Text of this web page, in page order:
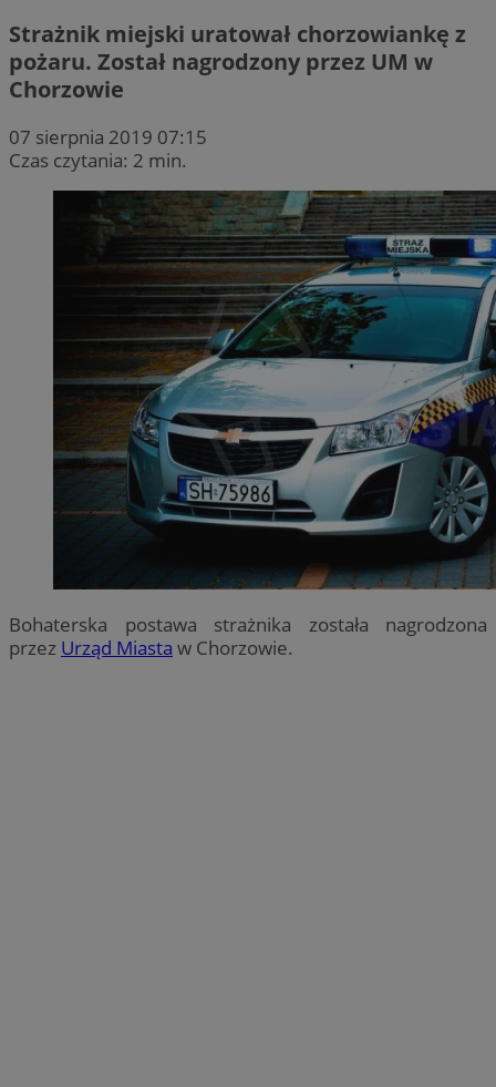
Strażnik miejski uratował chorzowiankę z
pożaru. Został nagrodzony przez UM w
Chorzowie
07 sierpnia 2019 07:15
Czas czytania: 2 min.
Bohaterska postawa strażnika została nagrodzona
przez Urząd Miasta w Chorzowie.